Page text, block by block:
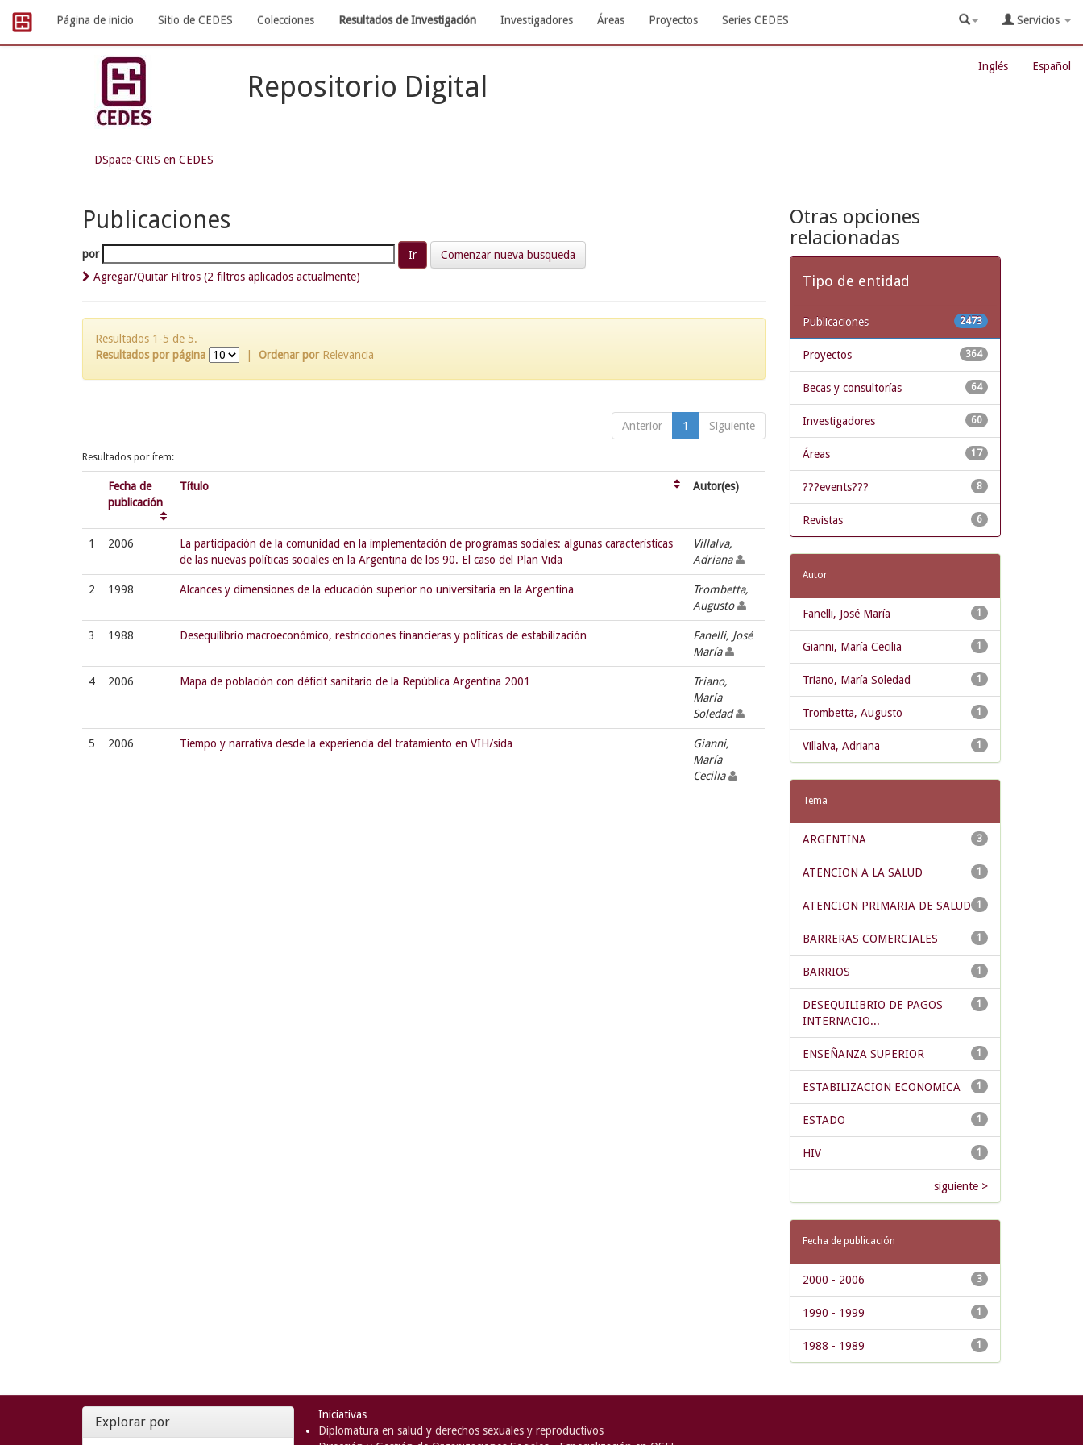
navigation
Página de inicio Sitio de CEDES Colecciones Resultados de Investigación Investigadores Áreas Proyectos Series CEDES Servicios
Inglés Español
Repositorio Digital
DSpace-CRIS en CEDES
Publicaciones
por
Comenzar nueva busqueda
Agregar/Quitar Filtros (2 filtros aplicados actualmente)
Resultados 1-5 de 5.
Resultados por página
Ordenar por Relevancia
Anterior 1 Siguiente
Resultados por ítem:
Fecha de
publicación
Título Autor(es)
1 2006
La participación de la comunidad en la implementación de programas sociales: algunas características
de las nuevas políticas sociales en la Argentina de los 90. El caso del Plan Vida
Villalva,
Adriana
2 1998 Alcances y dimensiones de la educación superior no universitaria en la Argentina
Trombetta,
Augusto
3 1988 Desequilibrio macroeconómico, restricciones financieras y políticas de estabilización
Fanelli, José
María
4 2006 Mapa de población con déficit sanitario de la República Argentina 2001
Triano,
María
Soledad
5 2006 Tiempo y narrativa desde la experiencia del tratamiento en VIH/sida
Gianni,
María
Cecilia
Otras opciones
relacionadas
Tipo de entidad
2473
Publicaciones
364
Proyectos
64
Becas y consultorías
60
Investigadores
17
Áreas
8
???events???
6
Revistas
Autor
1
Fanelli, José María
1
Gianni, María Cecilia
1
Triano, María Soledad
1
Trombetta, Augusto
1
Villalva, Adriana
Tema
3
ARGENTINA
1
ATENCION A LA SALUD
1
ATENCION PRIMARIA DE SALUD
1
BARRERAS COMERCIALES
1
BARRIOS
1
DESEQUILIBRIO DE PAGOS
INTERNACIO...
1
ENSEÑANZA SUPERIOR
1
ESTABILIZACION ECONOMICA
1
ESTADO
1
HIV
siguiente >
Fecha de publicación
3
2000 - 2006
1
1990 - 1999
1
1988 - 1989
Explorar por
Iniciativas
Diplomatura en salud y derechos sexuales y reproductivos